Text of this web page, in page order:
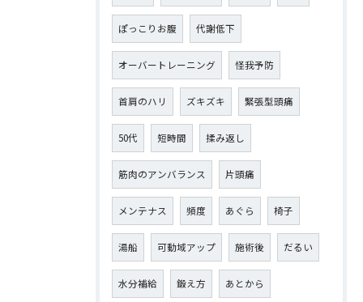
ぽっこりお腹 代謝低下
オーバートレーニング 怪我予防
首肩のハリ ズキズキ 緊張型頭痛
50代 短時間 揉み返し
筋肉のアンバランス 片頭痛
メンテナス 頻度 あぐら 椅子
湯船 可動域アップ 施術後 だるい
水分補給 鍛え方 あとから